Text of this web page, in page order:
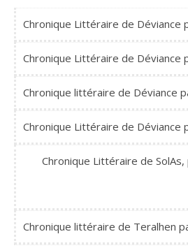
Chronique Littéraire de Déviance
Chronique Littéraire de Déviance
Chronique littéraire de Déviance
Chronique Littéraire de Déviance
Chronique Littéraire de
Chronique littéraire de Teralhen